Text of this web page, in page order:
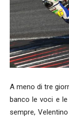
A meno di tre
banco le voci e
sempre,